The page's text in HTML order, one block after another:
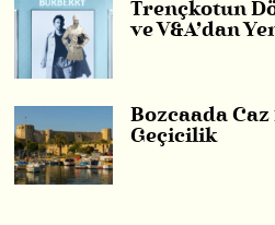
Trençkotun
ve V&A’dan
Bozcaada Caz
Geçicilik